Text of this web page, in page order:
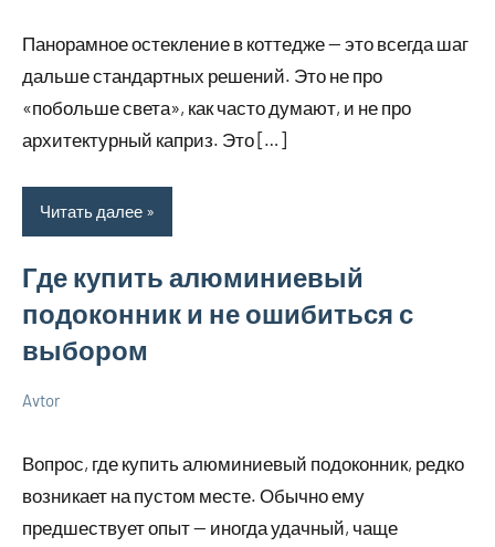
ремонте
2026
Панорамное остекление в коттедже — это всегда шаг
дальше стандартных решений. Это не про
«побольше света», как часто думают, и не про
архитектурный каприз. Это […]
Читать далее
Где купить алюминиевый
подоконник и не ошибиться с
выбором
ремонте
2026
Avtor
Вопрос, где купить алюминиевый подоконник, редко
возникает на пустом месте. Обычно ему
предшествует опыт — иногда удачный, чаще